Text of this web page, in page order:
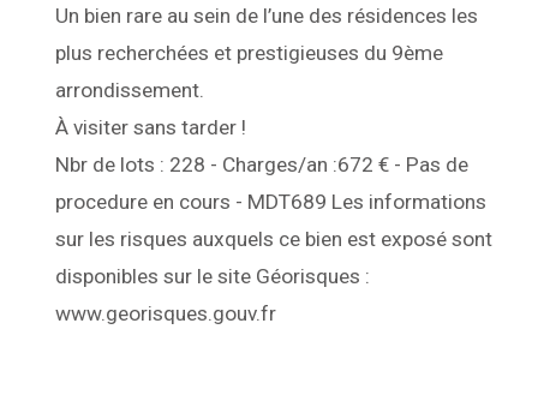
Un bien rare au sein de l’une des résidences les
plus recherchées et prestigieuses du 9ème
arrondissement.
À visiter sans tarder !
Nbr de lots : 228 - Charges/an :672 € - Pas de
procedure en cours - MDT689 Les informations
sur les risques auxquels ce bien est exposé sont
disponibles sur le site Géorisques :
www.georisques.gouv.fr